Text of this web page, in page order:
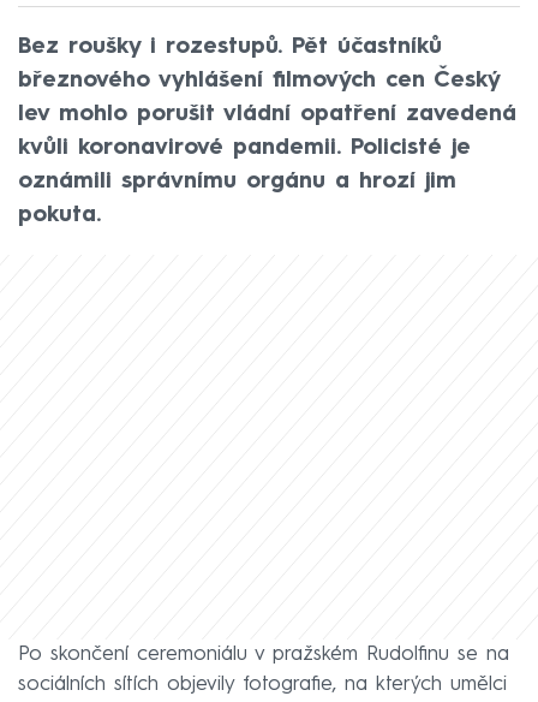
Bez roušky i rozestupů. Pět účastníků
březnového vyhlášení filmových cen Český
lev mohlo porušit vládní opatření zavedená
kvůli koronavirové pandemii. Policisté je
oznámili správnímu orgánu a hrozí jim
pokuta.
Po skončení ceremoniálu v pražském Rudolfinu se na
sociálních sítích objevily fotografie, na kterých umělci